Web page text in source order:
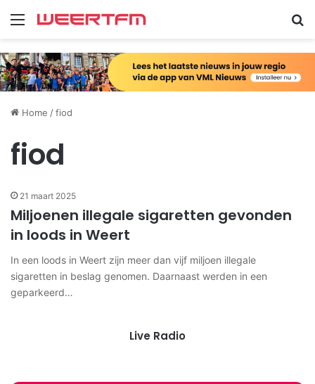
Menu
Home /fiod
fiod
21 maart 2025
Miljoenen illegale sigaretten gevonden
in loods in Weert
In een loods in Weert zijn meer dan vijf miljoen illegale
sigaretten in beslag genomen. Daarnaast werden in een
geparkeerd…
Live Radio